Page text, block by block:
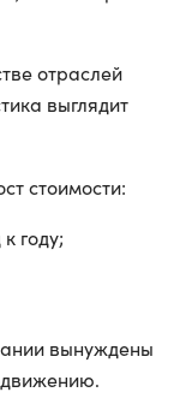
отраслей
выглядит
стоимости:
году;
вынуждены